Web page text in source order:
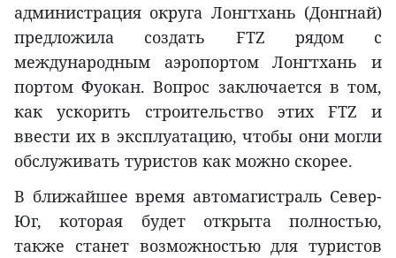
администрация округа Лонгтхань (Донгнай)
предложила создать FTZ рядом с
международным аэропортом Лонгтхань и
портом Фуокан. Вопрос заключается в том,
как ускорить строительство этих FTZ и
ввести их в эксплуатацию, чтобы они могли
обслуживать туристов как можно скорее.
В ближайшее время автомагистраль Север-
Юг, которая будет открыта полностью,
также станет возможностью для туристов